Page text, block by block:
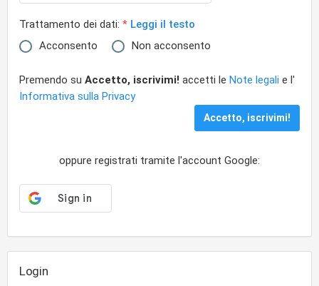
Trattamento dei dati:
Leggi il testo
Acconsento
Non acconsento
Premendo su Accetto, iscrivimi! accetti le Note legali e l'
Informativa sulla Privacy
oppure registrati tramite l'account Google:
Login